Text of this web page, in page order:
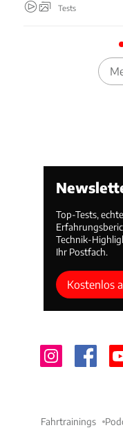
Tests
Top-Tests, echte
Technik-
Ihr Postfach.
Kostenlos
Fahrtrainings